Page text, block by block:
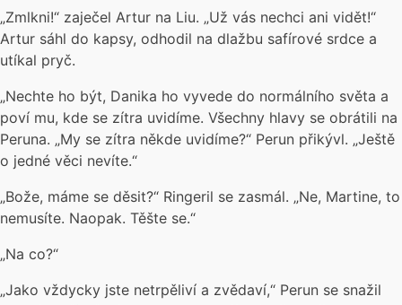
„Zmlkni!“ zaječel Artur na Liu. „Už vás nechci ani vidět!“
Artur sáhl do kapsy, odhodil na dlažbu safírové srdce a
utíkal pryč.
„Nechte ho být, Danika ho vyvede do normálního světa a
poví mu, kde se zítra uvidíme. Všechny hlavy se obrátili na
Peruna. „My se zítra někde uvidíme?“ Perun přikývl. „Ještě
o jedné věci nevíte.“
„Bože, máme se děsit?“ Ringeril se zasmál. „Ne, Martine, to
nemusíte. Naopak. Těšte se.“
„Na co?“
„Jako vždycky jste netrpěliví a zvědaví,“ Perun se snažil